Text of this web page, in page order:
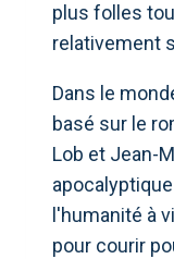
plus folles
relativement
Dans le
basé sur le
Lob et Jean-
l'humanité à
pour courir